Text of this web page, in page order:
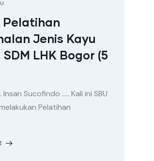
Pelatihan
Jenis Kayu
SDM LHK Bogor (5
Insan Sucofindo ….. Kali ini SBU
Pelatihan